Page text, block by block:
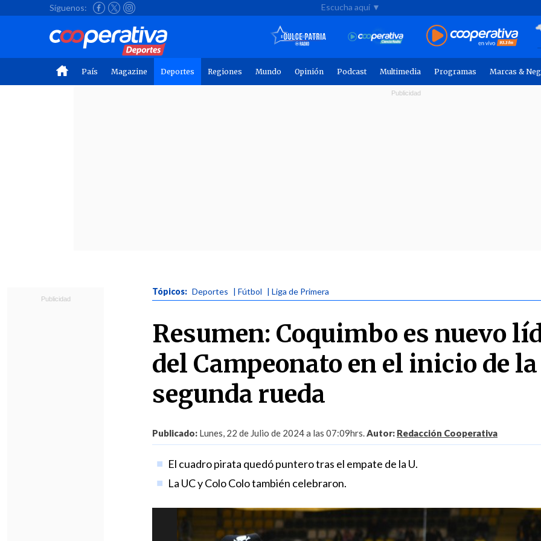
Síguenos: Escucha aquí ▼
País Magazine Deportes Regiones Mundo Opinión Podcast Multimedia Programas Marcas &
Tópicos: Deportes | Fútbol | Liga de Primera
Resumen: Coquimbo es nuevo
del Campeonato en el inicio de la
segunda rueda
Publicado: Lunes, 22 de Julio de 2024 a las 07:09hrs.Autor: Redacción Cooperativa
El cuadro pirata quedó puntero tras el empate de la U.
La UC y Colo Colo también celebraron.